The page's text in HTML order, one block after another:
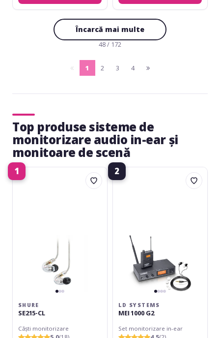
Încarcă mai multe
48 / 172
pagina
1
(current)
2 3 4
pagina
Top produse sisteme de
monitorizare audio in-ear și
monitoare de scenă
1
Shure
SE215-
SHURE
SE215-CL
Căști monitorizare
2
LD
Systems
LD SYSTEMS
MEI 1000 G2
Set monitorizare in-ear